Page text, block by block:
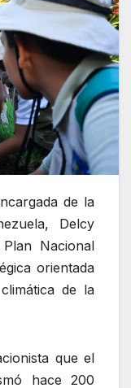
de la
Delcy
Nacional
orientada
de la
que el
hace 200